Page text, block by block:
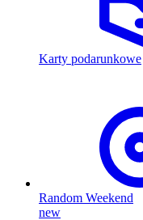
Karty podarunkowe
Random Weekend
new